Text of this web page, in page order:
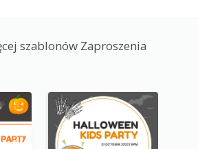
szablonów Zaproszenia